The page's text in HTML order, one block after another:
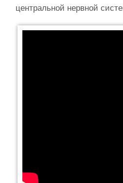
центральной нервной